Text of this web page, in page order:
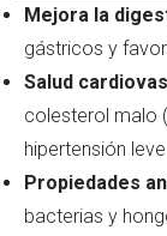
Mejora la
gástricos y
Salud
colesterol malo
hipertensión leve
Propiedades
bacterias y